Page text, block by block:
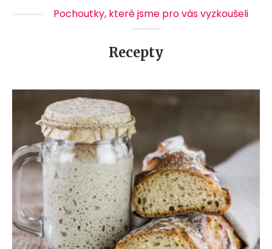
Pochoutky, které jsme pro vás vyzkoušeli
Recepty